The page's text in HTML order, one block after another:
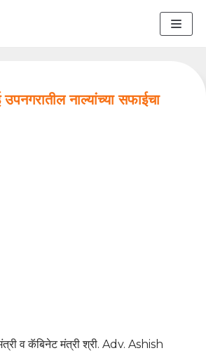
उपनगरातील नाल्यांच्या सफाईचा
व कॅबिनेट मंत्री श्री. Adv. Ashish